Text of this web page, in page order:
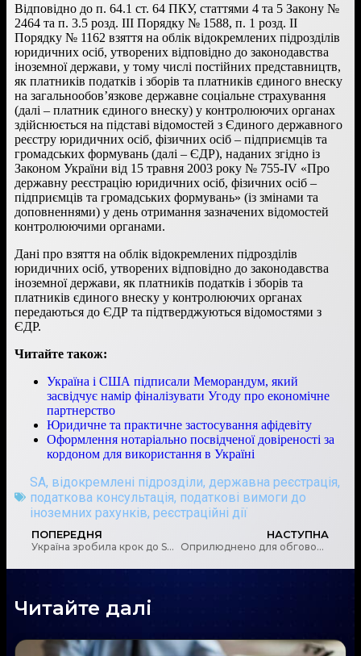
Відповідно до п. 64.1 ст. 64 ПКУ, статтями 4 та 5 Закону №
2464 та п. 3.5 розд. ІІI Порядку № 1588, п. 1 розд. ІІ
Порядку № 1162 взяття на облік відокремлених підрозділів
юридичних осіб, утворених відповідно до законодавства
іноземної держави, у тому числі постійних представництв,
як платників податків і зборів та платників єдиного внеску
на загальнообов’язкове державне соціальне страхування
(далі – платник єдиного внеску) у контролюючих органах
здійснюється на підставі відомостей з Єдиного державного
реєстру юридичних осіб, фізичних осіб – підприємців та
громадських формувань (далі – ЄДР), наданих згідно із
Законом України від 15 травня 2003 року № 755-IV «Про
державну реєстрацію юридичних осіб, фізичних осіб –
підприємців та громадських формувань» (із змінами та
доповненнями) у день отримання зазначених відомостей
контролюючими органами.
Дані про взяття на облік відокремлених підрозділів
юридичних осіб, утворених відповідно до законодавства
іноземної держави, як платників податків і зборів та
платників єдиного внеску у контролюючих органах
передаються до ЄДР та підтверджуються відомостями з
ЄДР.
Читайте також:
Україна і США підписали Меморандум, який
засвідчує намір фіналізувати Угоду про економічне
партнерство
Юридичне та практичне застосування афідевіту
Оформлення нотаріально посвідченої довіреності за
кордоном для використання в Україні
SA, відокремлені підрозділи, державна реєстрація,
податкова консультація, податкові вимоги до
іноземних рахунків, реєстраційні дії
ПОПЕРЕДНЯ
Україна зробила крок до SEPA: уряд підтримав законопроєкт для інтеграції з європлатежами
НАСТУПНА
Оприлюднено для обговорення проєкт Білої книги НБУ щодо управління екологічними, соціальними та управлінськими (Environmental, Social, and Governance – ESG) ризиками
Читайте далі